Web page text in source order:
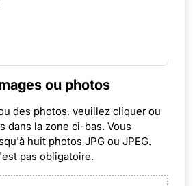
ou photos
des photos, veuillez cliquer ou
dans la zone ci-bas. Vous
huit photos JPG ou JPEG.
pas obligatoire.